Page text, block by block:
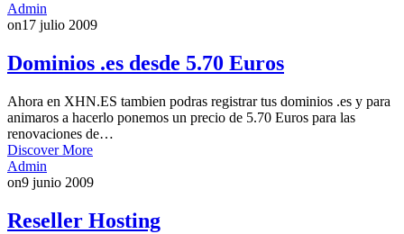
Admin
on17 julio 2009
Dominios .es desde 5.70 Euros
Ahora en XHN.ES tambien podras registrar tus dominios .es y para
animaros a hacerlo ponemos un precio de 5.70 Euros para las
renovaciones de…
Discover More
Admin
on9 junio 2009
Reseller Hosting